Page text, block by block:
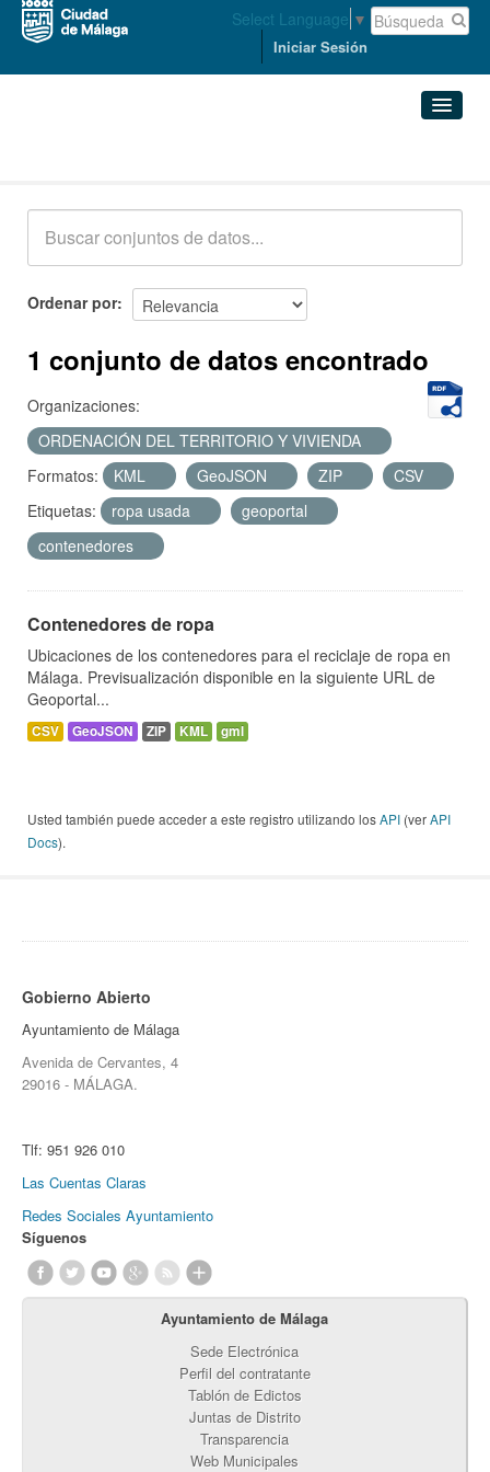
Select Language ▼
Iniciar Sesión
Acerca de
Ordenar por
1 conjunto de datos encontrado
Organizaciones:
ORDENACIÓN DEL TERRITORIO Y VIVIENDA
Formatos:
KML GeoJSON ZIP
CSV
Etiquetas:
ropa usada
geoportal
contenedores
Contenedores de ropa
Ubicaciones de los contenedores para el reciclaje de ropa en
Málaga. Previsualización disponible en la siguiente URL de
Geoportal...
CSV GeoJSON ZIP KML gml
Usted también puede acceder a este registro utilizando losAPI (verAPI
Docs).
Gobierno Abierto
Ayuntamiento de Málaga
Avenida de Cervantes, 4
29016 - MÁLAGA.
Tlf: 951 926 010
Las Cuentas Claras
Redes Sociales Ayuntamiento
Síguenos
Ayuntamiento de Málaga
Sede Electrónica
Perfil del contratante
Tablón de Edictos
Juntas de Distrito
Transparencia
Web Municipales